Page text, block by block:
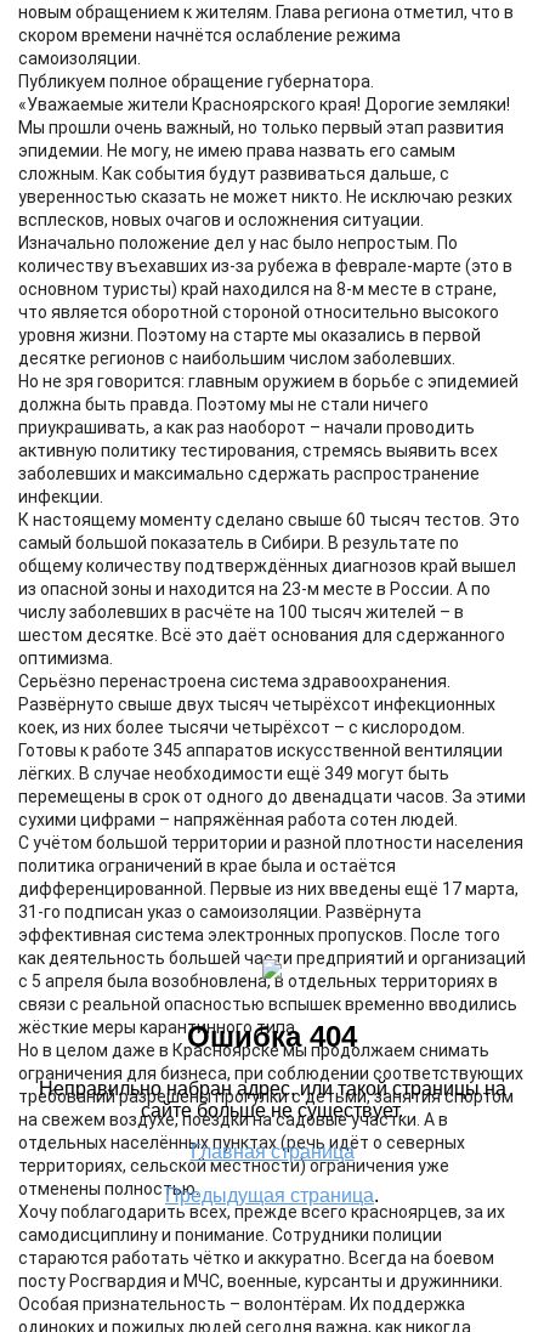
новым обращением к жителям. Глава региона отметил, что в
скором времени начнётся ослабление режима
самоизоляции.
Публикуем полное обращение губернатора.
«Уважаемые жители Красноярского края! Дорогие земляки!
Мы прошли очень важный, но только первый этап развития
эпидемии. Не могу, не имею права назвать его самым
сложным. Как события будут развиваться дальше, с
уверенностью сказать не может никто. Не исключаю резких
всплесков, новых очагов и осложнения ситуации.
Изначально положение дел у нас было непростым. По
количеству въехавших из-за рубежа в феврале-марте (это в
основном туристы) край находился на 8-м месте в стране,
что является оборотной стороной относительно высокого
уровня жизни. Поэтому на старте мы оказались в первой
десятке регионов с наибольшим числом заболевших.
Но не зря говорится: главным оружием в борьбе с эпидемией
должна быть правда. Поэтому мы не стали ничего
приукрашивать, а как раз наоборот – начали проводить
активную политику тестирования, стремясь выявить всех
заболевших и максимально сдержать распространение
инфекции.
К настоящему моменту сделано свыше 60 тысяч тестов. Это
самый большой показатель в Сибири. В результате по
общему количеству подтверждённых диагнозов край вышел
из опасной зоны и находится на 23-м месте в России. А по
числу заболевших в расчёте на 100 тысяч жителей – в
шестом десятке. Всё это даёт основания для сдержанного
оптимизма.
Серьёзно перенастроена система здравоохранения.
Развёрнуто свыше двух тысяч четырёхсот инфекционных
коек, из них более тысячи четырёхсот – с кислородом.
Готовы к работе 345 аппаратов искусственной вентиляции
лёгких. В случае необходимости ещё 349 могут быть
перемещены в срок от одного до двенадцати часов. За этими
сухими цифрами – напряжённая работа сотен людей.
С учётом большой территории и разной плотности населения
политика ограничений в крае была и остаётся
дифференцированной. Первые из них введены ещё 17 марта,
31-го подписан указ о самоизоляции. Развёрнута
эффективная система электронных пропусков. После того
как деятельность большей части предприятий и организаций
с 5 апреля была возобновлена, в отдельных территориях в
связи с реальной опасностью вспышек временно вводились
жёсткие меры карантинного типа.
Но в целом даже в Красноярске мы продолжаем снимать
ограничения для бизнеса, при соблюдении соответствующих
требований разрешены прогулки с детьми, занятия спортом
на свежем воздухе, поездки на садовые участки. А в
отдельных населённых пунктах (речь идёт о северных
территориях, сельской местности) ограничения уже
отменены полностью.
Хочу поблагодарить всех, прежде всего красноярцев, за их
самодисциплину и понимание. Сотрудники полиции
стараются работать чётко и аккуратно. Всегда на боевом
посту Росгвардия и МЧС, военные, курсанты и дружинники.
Особая признательность – волонтёрам. Их поддержка
одиноких и пожилых людей сегодня важна, как никогда.